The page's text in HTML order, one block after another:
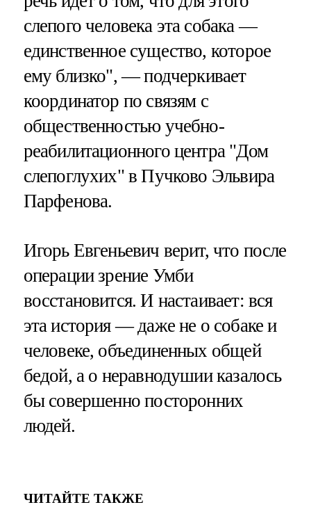
слепого человека эта собака —
единственное существо, которое
ему близко", — подчеркивает
координатор по связям с
общественностью учебно-
реабилитационного центра "Дом
слепоглухих" в Пучково Эльвира
Парфенова.
Игорь Евгеньевич верит, что после
операции зрение Умби
восстановится. И настаивает: вся
эта история — даже не о собаке и
человеке, объединенных общей
бедой, а о неравнодушии казалось
бы совершенно посторонних
людей.
ЧИТАЙТЕ ТАКЖЕ